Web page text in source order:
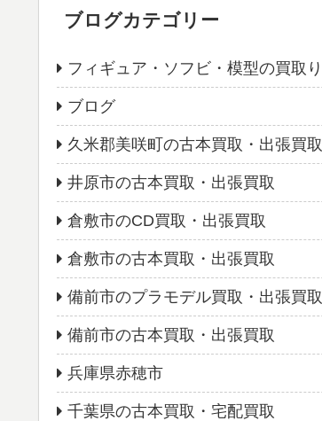
ブログカテゴリー
フィギュア・ソフビ・模型の買取り
ブログ
久米郡美咲町の古本買取・出張買取
井原市の古本買取・出張買取
倉敷市のCD買取・出張買取
倉敷市の古本買取・出張買取
備前市のプラモデル買取・出張買取
備前市の古本買取・出張買取
兵庫県赤穂市
千葉県の古本買取・宅配買取